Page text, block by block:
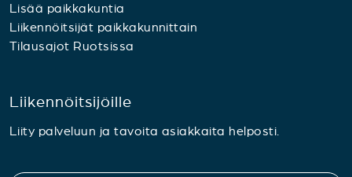
Lisää paikkakuntia
Liikennöitsijät paikkakunnittain
Tilausajot Ruotsissa
Liikennöitsijöille
Liity palveluun ja tavoita asiakkaita helposti.